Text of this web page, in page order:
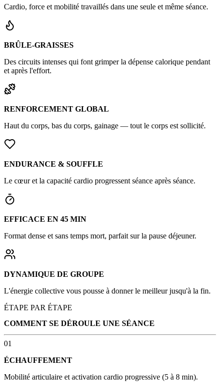
Cardio, force et mobilité travaillés dans une seule et même séance.
BRÛLE-GRAISSES
Des circuits intenses qui font grimper la dépense calorique pendant
et après l'effort.
RENFORCEMENT GLOBAL
Haut du corps, bas du corps, gainage — tout le corps est sollicité.
ENDURANCE & SOUFFLE
Le cœur et la capacité cardio progressent séance après séance.
EFFICACE EN 45 MIN
Format dense et sans temps mort, parfait sur la pause déjeuner.
DYNAMIQUE DE GROUPE
L'énergie collective vous pousse à donner le meilleur jusqu'à la fin.
ÉTAPE PAR ÉTAPE
COMMENT SE DÉROULE UNE SÉANCE
01
ÉCHAUFFEMENT
Mobilité articulaire et activation cardio progressive (5 à 8 min).